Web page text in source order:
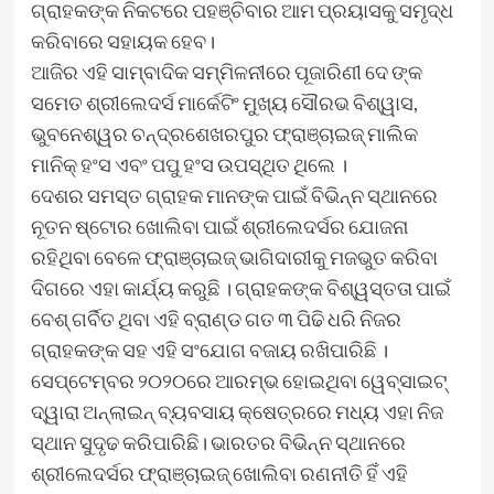
ଗ୍ରାହକଙ୍କ ନିକଟରେ ପହଞ୍ଚିବାର ଆମ ପ୍ରୟାସକୁ ସମୃଦ୍ଧ
କରିବାରେ ସହାୟକ ହେବ।
ଆଜିର ଏହି ସାମ୍ବାଦିକ ସମ୍ମିଳନୀରେ ପୂଜାରିଣୀ ଦେ ଙ୍କ
ସମେତ ଶ୍ରୀଲେଦର୍ସ ମାର୍କେଟିଂ ମୁଖ୍ୟ ସୌରଭ ବିଶ୍ୱାସ,
ଭୁବନେଶ୍ୱର ଚନ୍ଦ୍ରଶେଖରପୁର ଫ୍ରାଞ୍ଚାଇଜ୍ ମାଲିକ
ମାନିକ୍ ହଂସ ଏବଂ ପପୁ ହଂସ ଉପସ୍ଥିତ ଥିଲେ ।
ଦେଶର ସମସ୍ତ ଗ୍ରାହକ ମାନଙ୍କ ପାଇଁ ବିଭିନ୍ନ ସ୍ଥାନରେ
ନୂତନ ଷ୍ଟୋର ଖୋଲିବା ପାଇଁ ଶ୍ରୀଲେଦର୍ସର ଯୋଜନା
ରହିଥିବା ବେଳେ ଫ୍ରାଞ୍ଚାଇଜ୍ ଭାଗିଦାରୀକୁ ମଜଭୁତ କରିବା
ଦିଗରେ ଏହା କାର୍ଯ୍ୟ କରୁଛି । ଗ୍ରାହକଙ୍କ ବିଶ୍ୱସ୍ତତା ପାଇଁ
ବେଶ୍ ଗର୍ବିତ ଥିବା ଏହି ବ୍ରାଣ୍ଡ ଗତ ୩ ପିଢି ଧରି ନିଜର
ଗ୍ରାହକଙ୍କ ସହ ଏହି ସଂଯୋଗ ବଜାୟ ରଖିପାରିଛି ।
ସେପ୍ଟେମ୍ବର ୨୦୨୦ରେ ଆରମ୍ଭ ହୋଇଥିବା ୱେବ୍‌ସାଇଟ୍
ଦ୍ୱାରା ଅନ୍‌ଲାଇନ୍ ବ୍ୟବସାୟ କ୍ଷେତ୍ରରେ ମଧ୍ୟ ଏହା ନିଜ
ସ୍ଥାନ ସୁଦୃଢ କରିପାରିଛି। ଭାରତର ବିଭିନ୍ନ ସ୍ଥାନରେ
ଶ୍ରୀଲେଦର୍ସର ଫ୍ରାଞ୍ଚାଇଜ୍ ଖୋଲିବା ରଣନୀତି ହିଁ ଏହି